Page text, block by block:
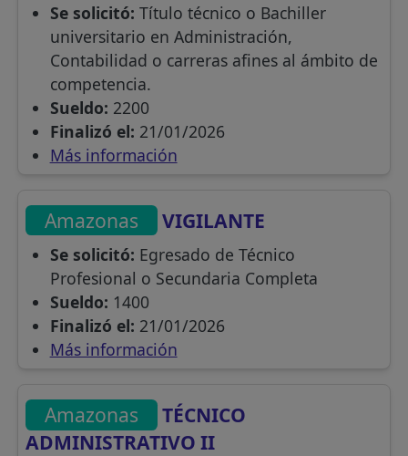
Se solicitó: Título técnico o Bachiller
universitario en Administración,
Contabilidad o carreras afines al ámbito de
competencia.
Sueldo: 2200
Finalizó el: 21/01/2026
Más información
Amazonas VIGILANTE
Se solicitó: Egresado de Técnico
Profesional o Secundaria Completa
Sueldo: 1400
Finalizó el: 21/01/2026
Más información
Amazonas
TÉCNICO
ADMINISTRATIVO II